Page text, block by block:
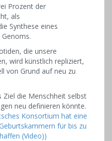
Prozent der
als
Synthese eines
die unsere
wird künstlich repliziert,
von Grund auf neu zu
Ziel die Menschheit selbst
neu definieren könnte.
Konsortium hat eine
für bis zu
(Video))